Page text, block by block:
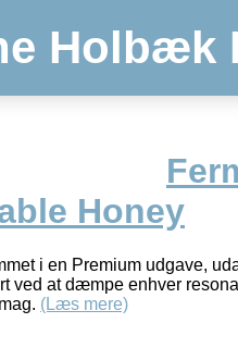
Holbæk
Honey
i en Premium udgave,
ved at dæmpe enhver
(Læs mere)